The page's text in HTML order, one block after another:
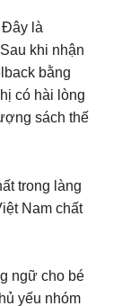
Đây là
khi nhận
bằng
có hài lòng
sách thế
trong làng
Nam chất
ngữ cho bé
yếu nhóm